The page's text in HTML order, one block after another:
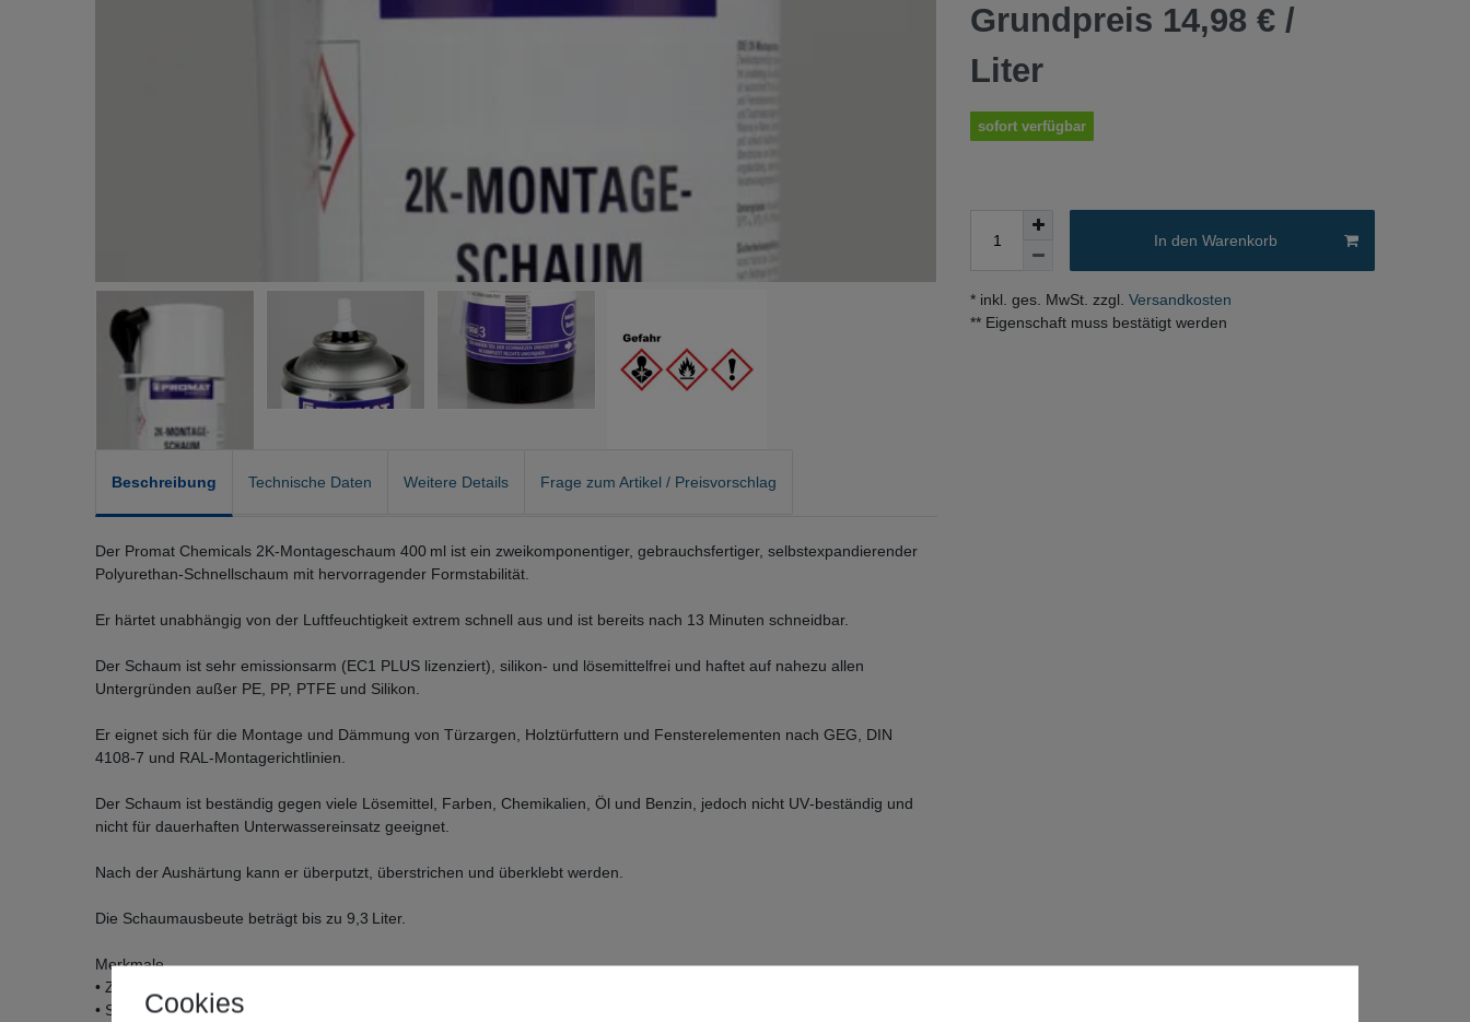
Beschreibung Technische Daten Weitere Details Frage zum Artikel / Preisvorschlag
Der Promat Chemicals 2K‑Montageschaum 400 ml ist ein zweikomponentiger, gebrauchsfertiger, selbstexpandierender
Polyurethan‑Schnellschaum mit hervorragender Formstabilität.
Er härtet unabhängig von der Luftfeuchtigkeit extrem schnell aus und ist bereits nach 13 Minuten schneidbar.
Der Schaum ist sehr emissionsarm (EC1 PLUS lizenziert), silikon‑ und lösemittelfrei und haftet auf nahezu allen
Untergründen außer PE, PP, PTFE und Silikon.
Er eignet sich für die Montage und Dämmung von Türzargen, Holztürfuttern und Fensterelementen nach GEG, DIN
4108‑7 und RAL‑Montagerichtlinien.
Der Schaum ist beständig gegen viele Lösemittel, Farben, Chemikalien, Öl und Benzin, jedoch nicht UV‑beständig und
nicht für dauerhaften Unterwassereinsatz geeignet.
Nach der Aushärtung kann er überputzt, überstrichen und überklebt werden.
Die Schaumausbeute beträgt bis zu 9,3 Liter.
Merkmale
• Zweikomponentiger PU‑Schnellschaum
• Selbstexpandierend und formstabil
Grundpreis 14,98 € /
Liter
sofort verfügbar
In den Warenkorb
* inkl. ges. MwSt. zzgl. Versandkosten
** Eigenschaft muss bestätigt werden
Cookies